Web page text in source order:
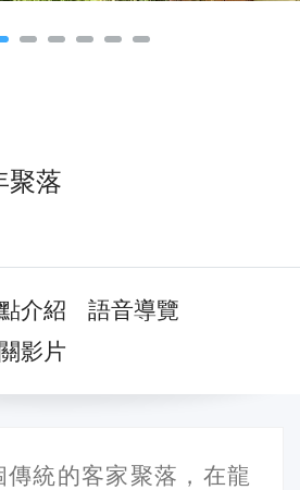
聚落
介紹
語音導覽
影片
傳統的客家聚落，在龍